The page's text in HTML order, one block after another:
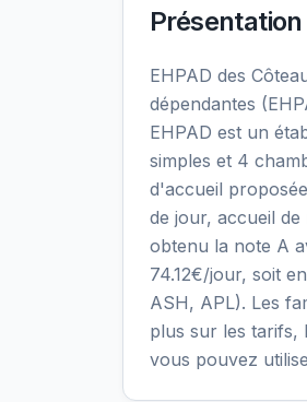
EHPAD des
dépendantes
EHPAD est un
simples et 4
d'accueil
de jour, accueil
obtenu la note A
74.12€/jour, soit
ASH, APL). Les
plus sur les tarifs,
vous pouvez